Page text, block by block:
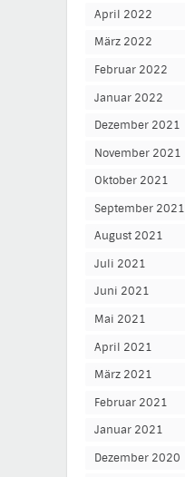
April 2022
März 2022
Februar 2022
Januar 2022
Dezember 2021
November 2021
Oktober 2021
September 2021
August 2021
Juli 2021
Juni 2021
Mai 2021
April 2021
März 2021
Februar 2021
Januar 2021
Dezember 2020